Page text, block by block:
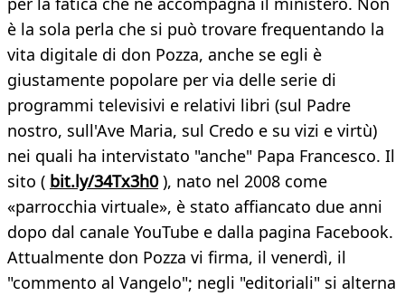
è la sola perla che si può trovare frequentando la
vita digitale di don Pozza, anche se egli è
giustamente popolare per via delle serie di
programmi televisivi e relativi libri (sul Padre
nostro, sull'Ave Maria, sul Credo e su vizi e virtù)
nei quali ha intervistato "anche" Papa Francesco. Il
sito ( bit.ly/34Tx3h0), nato nel 2008 come
«parrocchia virtuale», è stato affiancato due anni
dopo dal canale YouTube e dalla pagina Facebook.
Attualmente don Pozza vi firma, il venerdì, il
"commento al Vangelo"; negli "editoriali" si alterna